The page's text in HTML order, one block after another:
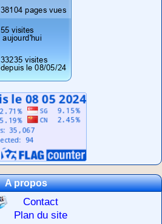
A propos
Contact
Plan du site